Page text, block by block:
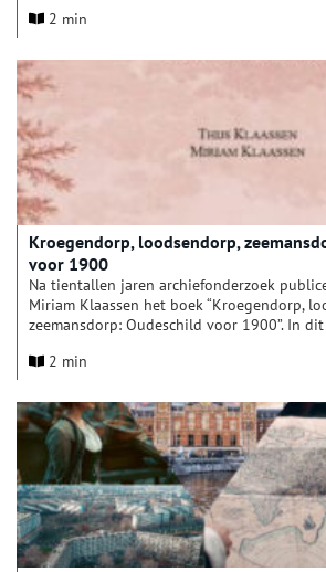
nieuwe publicatie laat zien hoe deze
2 min
Kroegendorp, loodsendorp,
voor 1900
Na tientallen jaren archiefonderzoek
Miriam Klaassen het boek “Kroegendorp,
zeemansdorp: Oudeschild voor 1900”. In
ontstaansgeschiedenis van het dorp vanaf
nieuwe informatie over de geschiedenis
het licht gekomen.
2 min